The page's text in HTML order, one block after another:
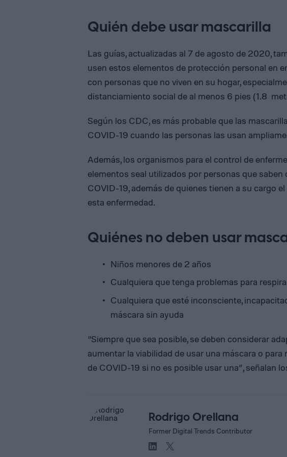
Quién debe usar mascarilla
Las guías, actualizadas al 7 de agosto de 2020,
usen estos elementos de protección personal en
con personas que no viven en su hogar,
distanciamiento social de al menos 6 pies (1.8
Según los CDC, es más probable que las
COVID-19 cuando las personas las usan
Además, los organismos para el control de
elementos seal utilizados por personas que
COVID-19, además de quienes tienen a su cargo
esta enfermedad.
Quiénes no deben usar
Niños menores de 2 años
Cualquiera que tenga problemas para
Cualquiera que esté inconsciente,
máscara sin ayuda
“Siempre que sea posible, se deben considerar
aumentar la viabilidad de usar una máscara o
de COVID-19 si no es posible usar una”, señalan
Rodrigo Orellana
Former Digital Trends Contributor